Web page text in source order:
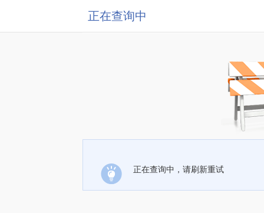
正在查询中
正在查询中，请刷新重试